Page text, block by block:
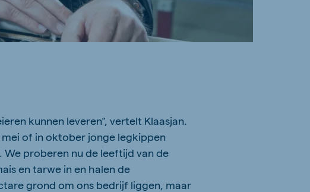
kunnen leveren“, vertelt Klaasjan.
of in oktober jonge legkippen
proberen nu de leeftijd van de
en tarwe in en halen de
grond om ons bedrijf liggen, maar